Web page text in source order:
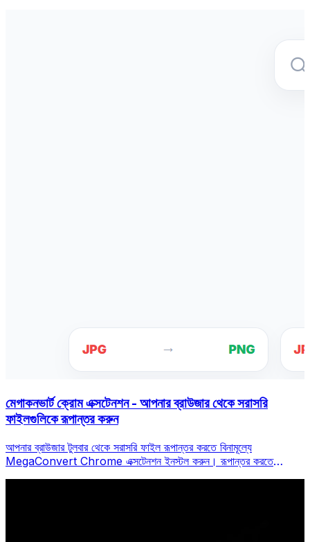
মেগাকনভার্ট ক্রোম এক্সটেনশন - আপনার ব্রাউজার থেকে সরাসরি
ফাইলগুলিকে রূপান্তর করুন
আপনার ব্রাউজার টুলবার থেকে সরাসরি ফাইল রূপান্তর করতে বিনামূল্যে
MegaConvert Chrome এক্সটেনশন ইনস্টল করুন। রূপান্তর করতে